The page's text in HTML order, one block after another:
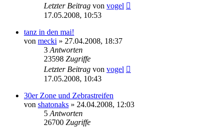
Letzter Beitrag von vogel
17.05.2008, 10:53
tanz in den mai!
von mecki » 27.04.2008, 18:37
3 Antworten
23598 Zugriffe
Letzter Beitrag von vogel
17.05.2008, 10:43
30er Zone und Zebrastreifen
von shatonaks » 24.04.2008, 12:03
5 Antworten
26700 Zugriffe